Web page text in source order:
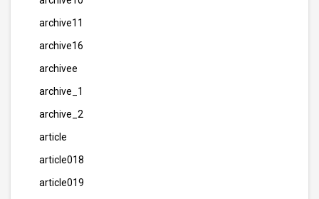
archive11
archive16
archivee
archive_1
archive_2
article
article018
article019